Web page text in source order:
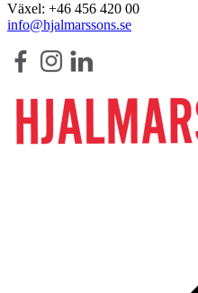
Växel: +46 456 420 00
info@hjalmarssons.se